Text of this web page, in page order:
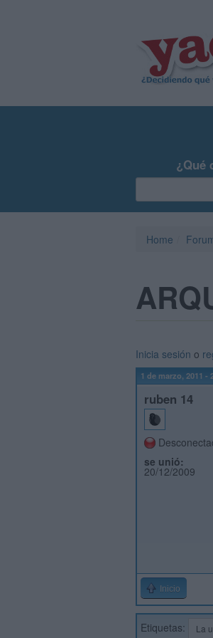
¿Qué
Home
Inicia sesión o
1 de marzo, 2011 -
ruben 14
se unió:
20/12/2009
Inicio
Etiquetas: La